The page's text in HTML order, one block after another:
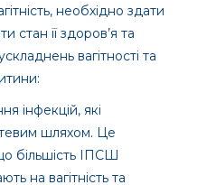
необхідно здати
стан її здоров’я та
вагітності та
інфекцій, які
шляхом. Це
більшість ІПСШ
на вагітність та